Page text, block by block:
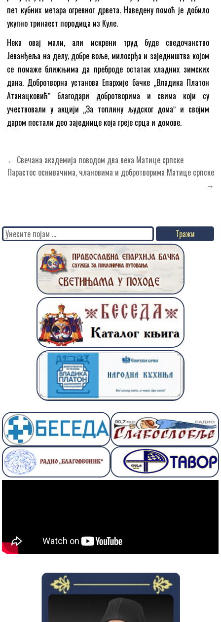
пет кубних метара огревног дрвета. Наведену помоћ је добило
укупно тринаест породица из Куле.
Нека овај мали, али искрени труд буде сведочанство
Јеванђеља на делу, добре воље, милосрђа и заједништва којом
се помаже ближњима да преброде остатак хладних зимских
дана. Добротворна установа Епархије бачке „Владика Платон
Атанацковићˮ благодари добротворима и свима који су
учествовали у акцији „За топлину људског домаˮ и својим
даром постали део заједнице која греје срца и домове.
Кретање
чланка
← Свечана академија поводом два века Матице српске
Парастос оснивачима, члановима и добротворима Матице српске
→
Search
for: